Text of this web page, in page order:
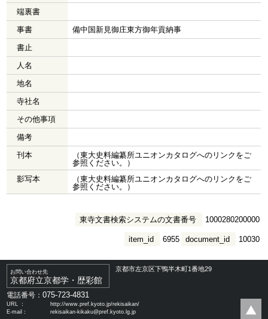
端裏書
事書
備中国新見御庄東方御年貢納事
書止
人名
地名
寺社名
その他事項
備考
刊本
（東大史料編纂所ユニオンカタログへのリンクをご
参照ください。）
影写本
（東大史料編纂所ユニオンカタログへのリンクをご
参照ください。）
東寺文書検索システムの文書番号 1000280200000
document_id 10030
item_id 6955
お問い合わせ先
京都府立京都学・歴彩館
京都市左京区下鴨半木町1番地29
電話番号：075-723-4831
URL ：
http://www.pref.kyoto.jp/rekisaikan/
E-mail：
rekisaikan-kikaku@pref.kyoto.lg.jp